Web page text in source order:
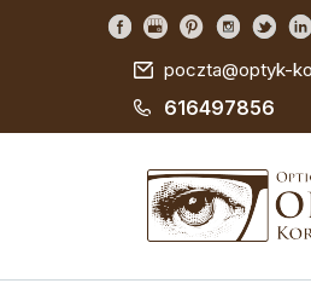
poczta@optyk-
616497856